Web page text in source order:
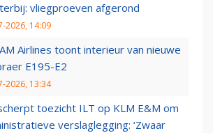
vliegproeven afgerond
2026, 14:09
Airlines toont interieur van nieuwe
E195-E2
2026, 13:34
toezicht ILT op KLM E&M om
verslaglegging: ‘Zwaar